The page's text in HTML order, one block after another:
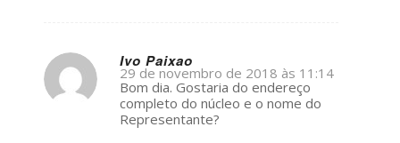
Ivo Paixao
s
ays:
29 de novembro de 2018 às 11:14
Bom dia. Gostaria do endereço
completo do núcleo e o nome do
Representante?